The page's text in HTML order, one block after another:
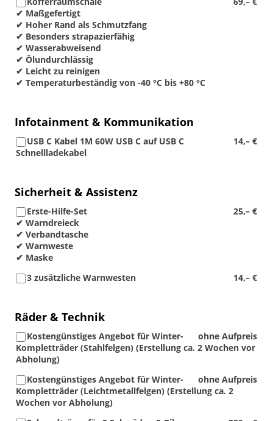
✔ Maßgefertigt
✔ Hoher Rand als Schmutzfang
✔ Besonders strapazierfähig
✔ Wasserabweisend
✔ Ölundurchlässig
✔ Leicht zu reinigen
✔ Temperaturbeständig von -40 °C bis +80 °C
Infotainment & Kommunikation
14,– €
USB C Kabel 1M 60W USB C auf USB C
Schnellladekabel
Sicherheit & Assistenz
25,– €
Erste-Hilfe-Set
✔ Warndreieck
✔ Verbandtasche
✔ Warnweste
✔ Maske
14,– €
3 zusätzliche Warnwesten
Räder & Technik
ohne Aufpreis
Kostengünstiges Angebot für Winter-
Kompletträder (Stahlfelgen) (Erstellung ca. 2 Wochen vor
Abholung)
ohne Aufpreis
Kostengünstiges Angebot für Winter-
Kompletträder (Leichtmetallfelgen) (Erstellung ca. 2
Wochen vor Abholung)